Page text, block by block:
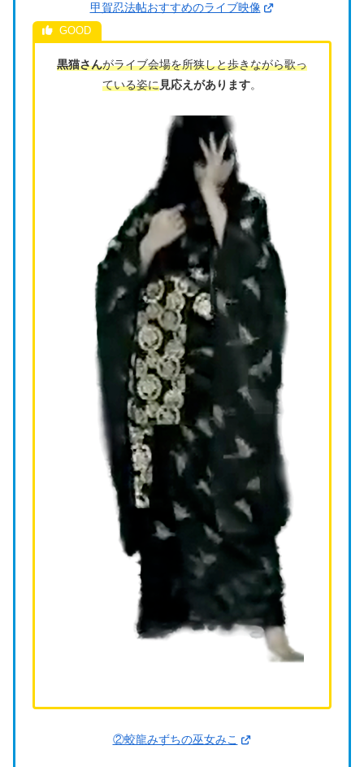
甲賀忍法帖おすすめのライブ映像
黒猫さんがライブ会場を所狭しと歩きながら歌っ
ている姿に見応えがあります。
②蛟龍みずちの巫女みこ